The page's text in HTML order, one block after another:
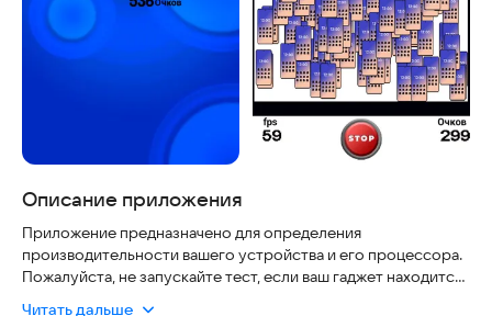
Описание приложения
Приложение предназначено для определения
производительности вашего устройства и его процессора.
Пожалуйста, не запускайте тест, если ваш гаджет находится
Читать дальше